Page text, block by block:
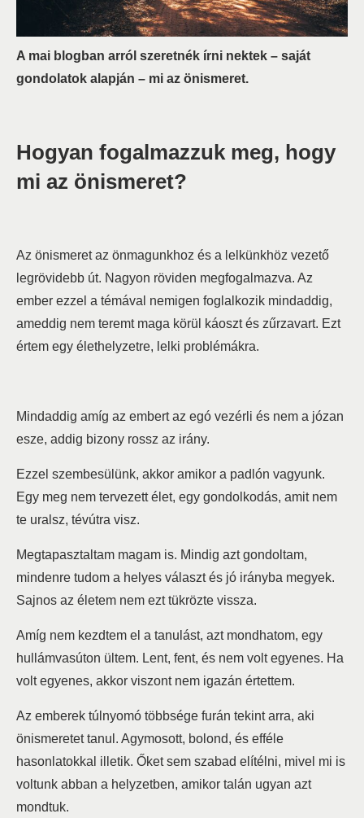
A mai blogban arról szeretnék írni nektek – saját
gondolatok alapján – mi az önismeret.
Hogyan fogalmazzuk meg, hogy
mi az önismeret?
Az önismeret az önmagunkhoz és a lelkünkhöz vezető
legrövidebb út. Nagyon röviden megfogalmazva. Az
ember ezzel a témával nemigen foglalkozik mindaddig,
ameddig nem teremt maga körül káoszt és zűrzavart. Ezt
értem egy élethelyzetre, lelki problémákra.
Mindaddig amíg az embert az egó vezérli és nem a józan
esze, addig bizony rossz az irány.
Ezzel szembesülünk, akkor amikor a padlón vagyunk.
Egy meg nem tervezett élet, egy gondolkodás, amit nem
te uralsz, tévútra visz.
Megtapasztaltam magam is. Mindig azt gondoltam,
mindenre tudom a helyes választ és jó irányba megyek.
Sajnos az életem nem ezt tükrözte vissza.
Amíg nem kezdtem el a tanulást, azt mondhatom, egy
hullámvasúton ültem. Lent, fent, és nem volt egyenes. Ha
volt egyenes, akkor viszont nem igazán értettem.
Az emberek túlnyomó többsége furán tekint arra, aki
önismeretet tanul. Agymosott, bolond, és efféle
hasonlatokkal illetik. Őket sem szabad elítélni, mivel mi is
voltunk abban a helyzetben, amikor talán ugyan azt
mondtuk.